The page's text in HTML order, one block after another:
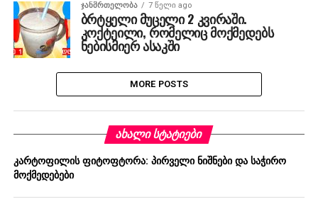
ᲯᲐᲜᲛᲠᲗᲔᲚᲝᲑᲐ 7 წელი ago
ბრტყელი მუცელი 2 კვირაში.
კოქტეილი, რომელიც მოქმედებს
ნებისმიერ ასაკში
MORE POSTS
ᲐᲮᲐᲚᲘ ᲡᲢᲐᲢᲘᲔᲑᲘ
კარტოფილის ფიტოფტორა: პირველი ნიშნები და საჭირო
მოქმედებები